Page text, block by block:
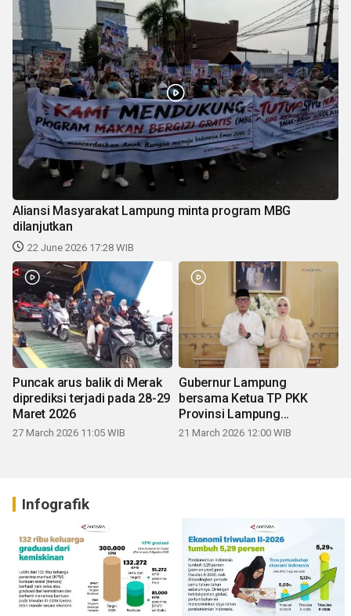
Aliansi Masyarakat Lampung minta program MBG
dilanjutkan
22 June 2026 17:28 WIB
Puncak arus balik di Merak
diprediksi terjadi pada 28-29
Maret 2026
27 March 2026 11:05 WIB
Gubernur Lampung
bersama Ketua TP PKK
Provinsi Lampung
mengucapkan Selamat Hari
21 March 2026 12:00 WIB
Infografik